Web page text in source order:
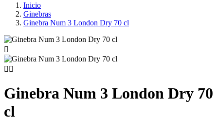
Inicio
Ginebras
Ginebra Num 3 London Dry 70 cl

 
Ginebra Num 3 London Dry 70
cl